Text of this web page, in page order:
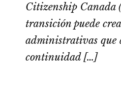
Citizenship Canada
transición puede
administrativas que
continuidad […]